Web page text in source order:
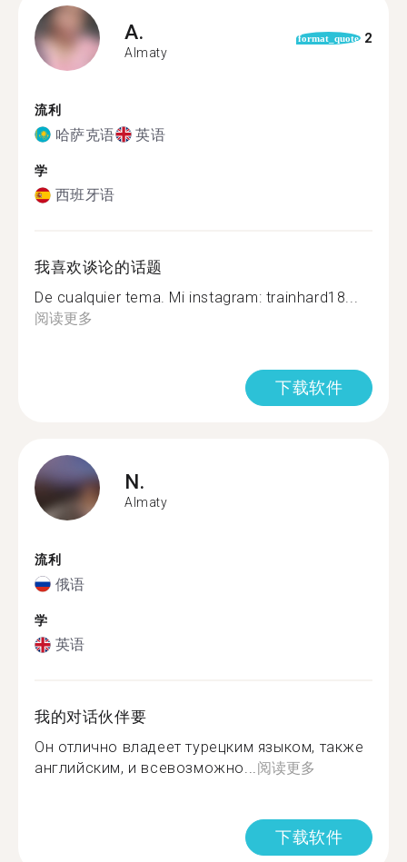
A.
Almaty
format_quote 2
流利
哈萨克语 英语
学
西班牙语
我喜欢谈论的话题
De cualquier tema. Mi instagram: trainhard18...
阅读更多
下载软件
N.
Almaty
流利
俄语
学
英语
我的对话伙伴要
Он отлично владеет турецким языком, также
английским, и всевозможно...阅读更多
下载软件